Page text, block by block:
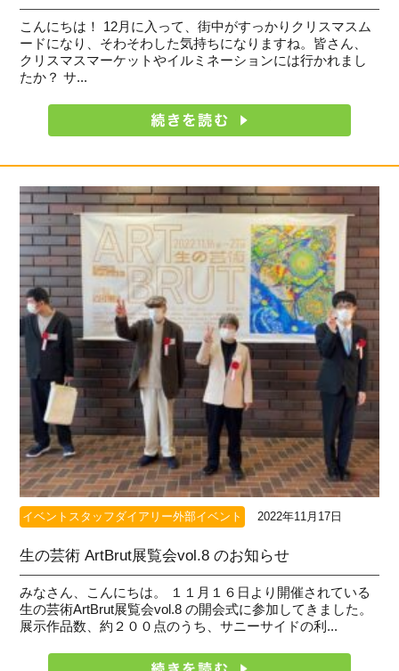
こんにちは！ 12月に入って、街中がすっかりクリスマスム
ードになり、そわそわした気持ちになりますね。皆さん、
クリスマスマーケットやイルミネーションには行かれまし
たか？ サ...
イベントスタッフダイアリー外部イベント 2022年11月17日
生の芸術 ArtBrut展覧会vol.8 のお知らせ
みなさん、こんにちは。 １１月１６日より開催されている
生の芸術ArtBrut展覧会vol.8 の開会式に参加してきました。
展示作品数、約２００点のうち、サニーサイドの利...